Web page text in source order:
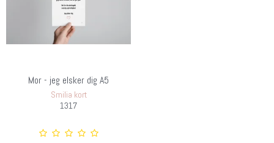
Mor - jeg elsker dig A5
Smilia kort
1317